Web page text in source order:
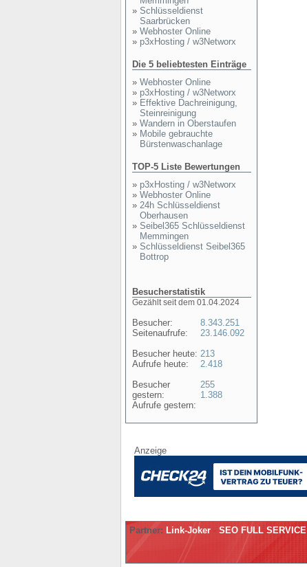
» Schlüsseldienst
Saarbrücken
» Webhoster Online
» p3xHosting / w3Networx
Die 5 beliebtesten Einträge
» Webhoster Online
» p3xHosting / w3Networx
» Effektive Dachreinigung,
Steinreinigung
» Wandern in Oberstaufen
» Mobile gebrauchte
Bürstenwaschanlage
TOP-5 Liste Bewertungen
» p3xHosting / w3Networx
» Webhoster Online
» 24h Schlüsseldienst
Oberhausen
» Seibel365 Schlüsseldienst
Memmingen
» Schlüsseldienst Seibel365
Bottrop
Besucherstatistik
Gezählt seit dem 01.04.2024
Besucher:
Seitenaufrufe:
Besucher heute:
Aufrufe heute:
Besucher
gestern:
Aufrufe gestern:
8.343.251
23.146.092
213
2.418
255
1.388
Anzeige
Partner: Link-Joker - SEO FULL SERVICE